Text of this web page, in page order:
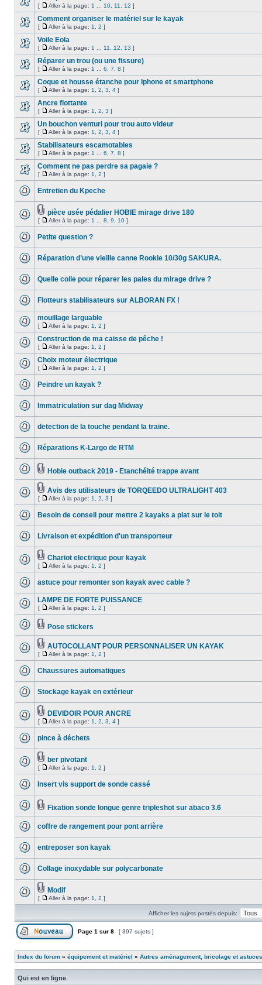
[ Aller à la page: 1 10 11 12 ]
Comment organiser le matériel sur le kayak
[ Aller à la page: 1 2 ]
Voile Eola
[ Aller à la page: 1 11 12 13 ]
Réparer un trou (ou une fissure)
[ Aller à la page: 1 6 7 8 ]
Coque et housse étanche pour Iphone et smartphone
[ Aller à la page: 1 2 3 4 ]
Ancre flottante
[ Aller à la page: 1 2 3 ]
Un bouchon venturi pour trou auto videur
[ Aller à la page: 1 2 3 4 ]
Stabilisateurs escamotables
[ Aller à la page: 1 6 7 8 ]
Comment ne pas perdre sa pagaie ?
[ Aller à la page: 1 2 ]
Entretien du Kpeche
pièce usée pédalier HOBIE mirage drive 180
[ Aller à la page: 1 8 9 10 ]
Petite question ?
Réparation d’une vieille canne Rookie 10/30g SAKURA.
Quelle colle pour réparer les pales du mirage drive ?
Flotteurs stabilisateurs sur ALBORAN FX !
mouillage larguable
[ Aller à la page: 1 2 ]
Construction de ma caisse de pêche !
[ Aller à la page: 1 2 ]
Choix moteur électrique
[ Aller à la page: 1 2 ]
Peindre un kayak ?
Immatriculation sur dag Midway
detection de la touche pendant la traine.
Réparations K-Largo de RTM
Hobie outback 2019 - Etanchéité trappe avant
Avis des utilisateurs de TORQEEDO ULTRALIGHT 403
[ Aller à la page: 1 2 3 ]
Besoin de conseil pour mettre 2 kayaks a plat sur le toit
Livraison et expédition d'un transporteur
Chariot electrique pour kayak
[ Aller à la page: 1 2 ]
astuce pour remonter son kayak avec cable ?
LAMPE DE FORTE PUISSANCE
[ Aller à la page: 1 2 ]
Pose stickers
AUTOCOLLANT POUR PERSONNALISER UN KAYAK
[ Aller à la page: 1 2 ]
Chaussures automatiques
Stockage kayak en extérieur
DEVIDOIR POUR ANCRE
[ Aller à la page: 1 2 3 4 ]
pince à déchets
ber pivotant
[ Aller à la page: 1 2 ]
Insert vis support de sonde cassé
Fixation sonde longue genre tripleshot sur abaco 3.6
coffre de rangement pour pont arrière
entreposer son kayak
Collage inoxydable sur polycarbonate
Modif
[ Aller à la page: 1 2 ]
Afficher les sujets postés depuis:
Page 1 sur 8 [ 397 sujets ]
Index du forum » équipement et matériel » Autres aménagement, bricolage et astuces
Qui est en ligne